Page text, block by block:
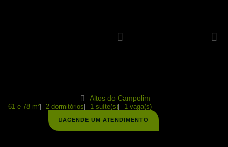
Altos do Campolim
61 e 78 m²
2 dormitórios 1 suíte(s) 1 vaga(s)
AGENDE UM ATENDIMENTO